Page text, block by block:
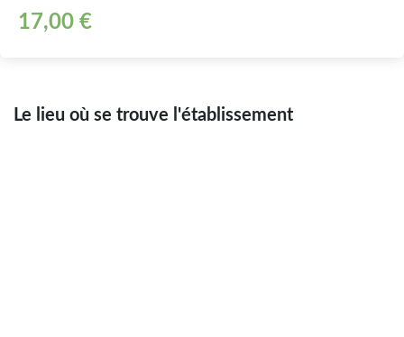
17,00 €
Le lieu où se trouve l'établissement